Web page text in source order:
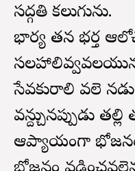
సద్గతి కలుగును.
భార్య తన భర్త
సేవకురాలి వలె
వద్దిన్చునప్పుడు
ఆప్యాయంగా భోజనం